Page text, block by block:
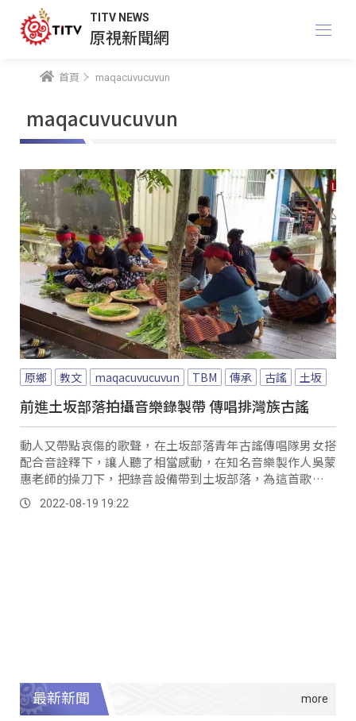
TITV NEWS
原視新聞網
首頁 maqacuvucuvun
maqacuvucuvun
原鄉 教文 maqacuvucuvun TBM 傳承 古謠 土坂
前進土坂部落拍攝音樂錄製帶 傳唱排灣族古謠
動人又帶點哀傷的歌聲，在土坂部落青年古謠傳唱隊男女搭
配合音詮釋下，讓人聽了相當感動，在知名音樂製作人吳蒙
惠老師的操刀下，把錄音設備帶到土坂部落，為這首歌錄製
成專業的音樂作品，把古謠傳承和推廣帶向另一個層次。
2022-08-19 19:22
最新新聞